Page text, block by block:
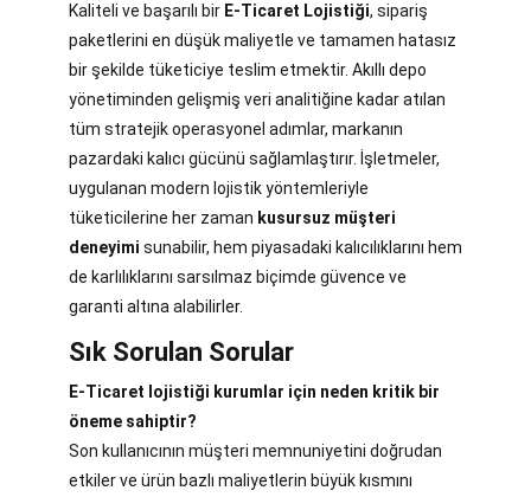
Kaliteli ve başarılı bir E-Ticaret Lojistiği, sipariş
paketlerini en düşük maliyetle ve tamamen hatasız
bir şekilde tüketiciye teslim etmektir. Akıllı depo
yönetiminden gelişmiş veri analitiğine kadar atılan
tüm stratejik operasyonel adımlar, markanın
pazardaki kalıcı gücünü sağlamlaştırır. İşletmeler,
uygulanan modern lojistik yöntemleriyle
tüketicilerine her zaman kusursuz müşteri
deneyimi sunabilir, hem piyasadaki kalıcılıklarını hem
de karlılıklarını sarsılmaz biçimde güvence ve
garanti altına alabilirler.
Sık Sorulan Sorular
E-Ticaret lojistiği kurumlar için neden kritik bir
öneme sahiptir?
Son kullanıcının müşteri memnuniyetini doğrudan
etkiler ve ürün bazlı maliyetlerin büyük kısmını